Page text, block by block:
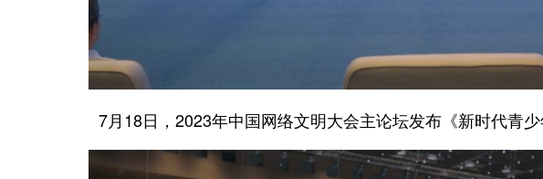
7月18日，2023年中国网络文明大会主论坛发布《新时代青